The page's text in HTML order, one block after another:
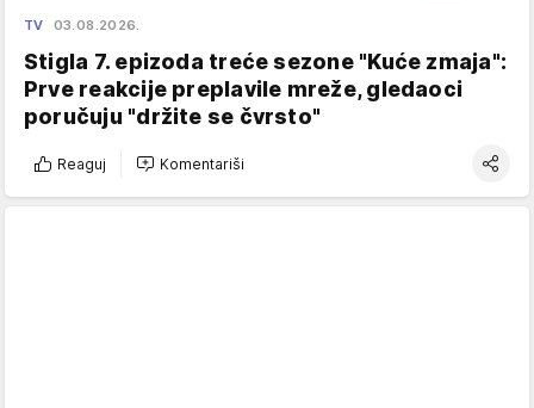
TV 03.08.2026.
Stigla 7. epizoda treće sezone "Kuće zmaja":
Prve reakcije preplavile mreže, gledaoci
poručuju "držite se čvrsto"
Reaguj Komentariši